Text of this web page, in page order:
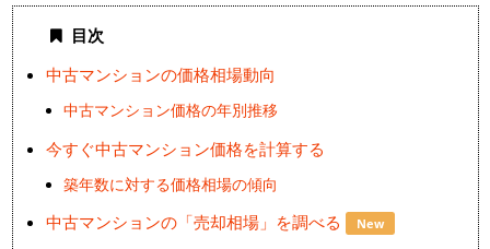
目次
中古マンションの価格相場動向
中古マンション価格の年別推移
今すぐ中古マンション価格を計算する
築年数に対する価格相場の傾向
中古マンションの「売却相場」を調べる New